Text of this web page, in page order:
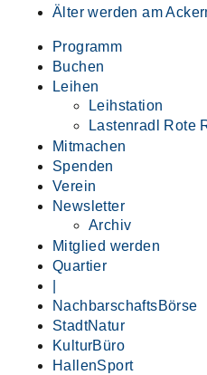
Älter werden am
Programm
Buchen
Leihen
Leihstation
Lastenradl Rote
Mitmachen
Spenden
Verein
Newsletter
Archiv
Mitglied werden
Quartier
NachbarschaftsBörse
StadtNatur
KulturBüro
HallenSport